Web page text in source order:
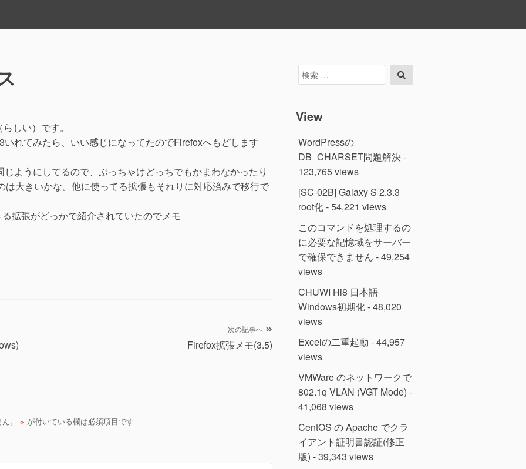
しい）です。
れてみたら、いい感じになってたのでFirefoxへもどします
ようにしてるので、ぶっちゃけどっちでもかまわなかったり
大きいかな。他に使ってる拡張もそれりに対応済みで移行で
拡張がどっかで紹介されていたのでメモ
次の記事へ
Firefox拡張メモ(3.5)
。 ※ が付いている欄は必須項目です
検
索
索
View
WordPressの
DB_CHARSET問題解決-
123,765 views
[SC-02B] Galaxy S 2.3.3
root化- 54,221 views
このコマンドを処理するの
に必要な記憶域をサーバー
で確保できません - 49,254
views
CHUWI Hi8 日本語
Windows初期化- 48,020
views
Excelの二重起動 - 44,957
views
VMWare のネットワークで
802.1q VLAN (VGT Mode) -
41,068 views
CentOS の Apache でクラ
イアント証明書認証(修正
版) - 39,343 views